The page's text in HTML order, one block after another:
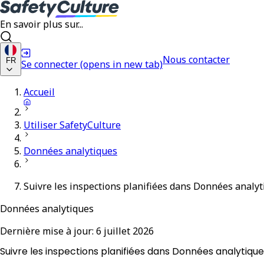
En savoir plus sur...
FR Se connecter(opens in new tab)Nous contacter
Accueil
Utiliser SafetyCulture
Données analytiques
Suivre les inspections planifiées dans Données
Données analytiques
Dernière mise à jour: 6 juillet 2026
Suivre les inspections planifiées dans Données